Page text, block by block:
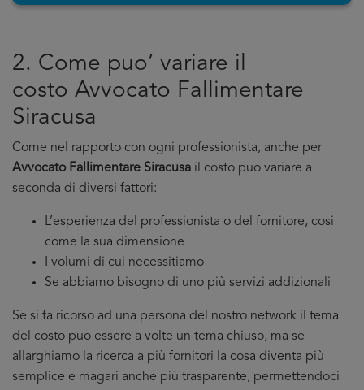
2. Come puo’ variare il
costo Avvocato Fallimentare
Siracusa
Come nel rapporto con ogni professionista, anche per
Avvocato Fallimentare Siracusa il costo puo variare a
seconda di diversi fattori:
L’esperienza del professionista o del fornitore, cosi
come la sua dimensione
I volumi di cui necessitiamo
Se abbiamo bisogno di uno più servizi addizionali
Se si fa ricorso ad una persona del nostro network il tema
del costo puo essere a volte un tema chiuso, ma se
allarghiamo la ricerca a più fornitori la cosa diventa più
semplice e magari anche più trasparente, permettendoci